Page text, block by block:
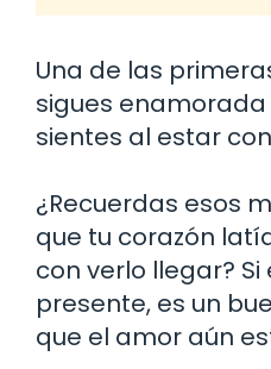
Una de las
sigues
sientes al estar
¿Recuerdas esos
que tu corazón
con verlo llegar?
presente, es un
que el amor aún